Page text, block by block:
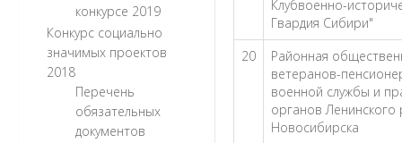
конкурсе 2019
Конкурс социально
значимых проектов
2018
Перечень
обязательных
документов
Клубвоенно-
Гвардия Сибири"
20
Районная
ветеранов-
военной службы и
органов
Новосибирска